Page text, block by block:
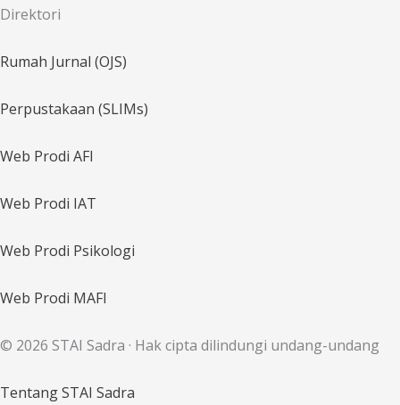
Direktori
Rumah Jurnal (OJS)
Perpustakaan (SLIMs)
Web Prodi AFI
Web Prodi IAT
Web Prodi Psikologi
Web Prodi MAFI
© 2026 STAI Sadra · Hak cipta dilindungi undang-undang
Tentang STAI Sadra